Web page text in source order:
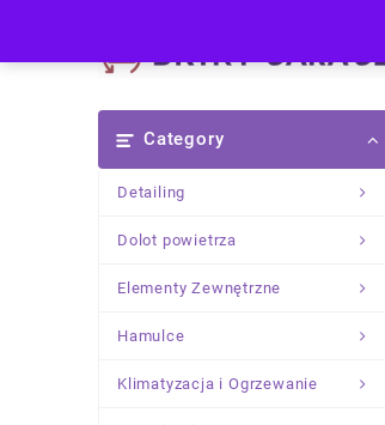
content
Category
Detailing
Dolot powietrza
Elementy Zewnętrzne
Hamulce
Klimatyzacja i Ogrzewanie